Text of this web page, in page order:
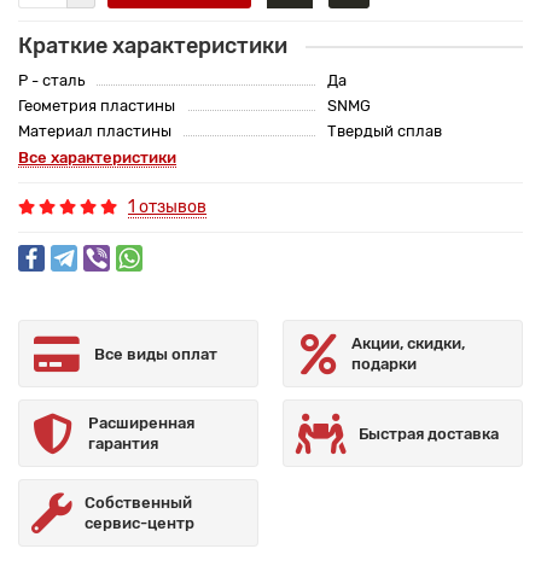
Краткие характеристики
P - сталь
Да
Геометрия пластины
SNMG
Материал пластины
Твердый сплав
Все характеристики
1 отзывов
Все виды оплат
Акции, скидки,
подарки
Расширенная
гарантия
Быстрая доставка
Собственный
сервис-центр